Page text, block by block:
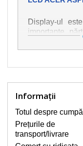
Display-ul
importante
încât ne
schimb de
ul cu cea mai
natură
sau crăpat. În
afișajul
intermitentă
Informaţii
Totul despre
Prețurile de
transport/livrare